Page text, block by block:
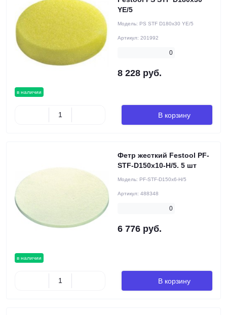
в наличии
YE/5
Модель: PS STF D180x30 YE/5
Артикул: 201992
0
8 228 руб.
В корзину
в наличии
Фетр жесткий Festool PF-
STF-D150x10-H/5. 5 шт
Модель: PF-STF-D150x6-H/5
Артикул: 488348
0
6 776 руб.
В корзину